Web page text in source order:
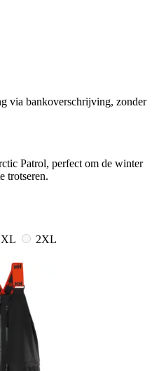
via bankoverschrijving, zonder
Patrol, perfect om de winter
trotseren.
XL
2XL